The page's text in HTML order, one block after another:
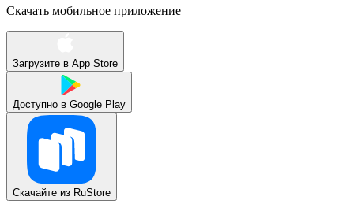
Скачать мобильное приложение
Загрузите в App Store
Доступно в Google Play
Скачайте из RuStore